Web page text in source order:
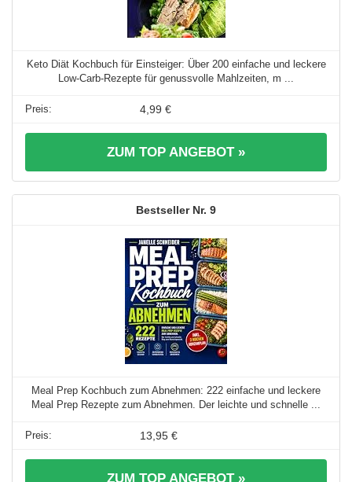
Keto Diät Kochbuch für Einsteiger: Über 200 einfache und leckere
Low-Carb-Rezepte für genussvolle Mahlzeiten, m ...
4,99 €
ZUM TOP ANGEBOT »
9
Meal Prep Kochbuch zum Abnehmen: 222 einfache und leckere
Meal Prep Rezepte zum Abnehmen. Der leichte und schnelle ...
13,95 €
ZUM TOP ANGEBOT »